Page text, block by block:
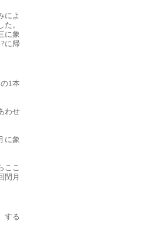
によ
。
に象
に帰
1本
わせ
に象
ここ
閏月
する